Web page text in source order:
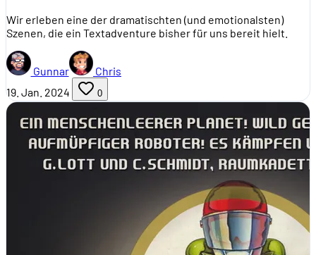
Wir erleben eine der dramatischten (und emotionalsten)
Szenen, die ein Textadventure bisher für uns bereit hielt.
Gunnar
Chris
19. Jan. 2024
0